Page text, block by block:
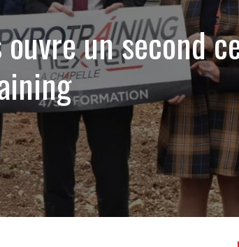
un second